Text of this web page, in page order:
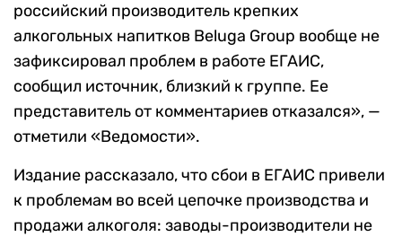
российский производитель крепких
алкогольных напитков Beluga Group вообще не
зафиксировал проблем в работе ЕГАИС,
сообщил источник, близкий к группе. Ее
представитель от комментариев отказался», —
отметили «Ведомости».
Издание рассказало, что сбои в ЕГАИС привели
к проблемам во всей цепочке производства и
продажи алкоголя: заводы-производители не